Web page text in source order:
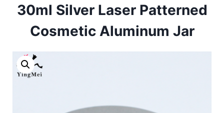
30ml Silver Laser Patterned
Cosmetic Aluminum Jar